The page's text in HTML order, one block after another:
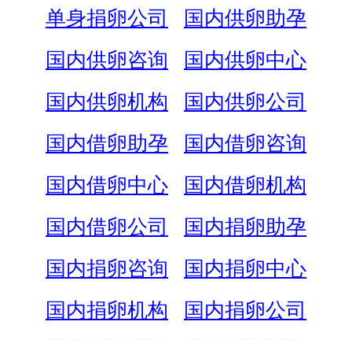
单身捐卵公司
国内供卵助孕
国内供卵咨询
国内供卵中心
国内供卵机构
国内供卵公司
国内借卵助孕
国内借卵咨询
国内借卵中心
国内借卵机构
国内借卵公司
国内捐卵助孕
国内捐卵咨询
国内捐卵中心
国内捐卵机构
国内捐卵公司